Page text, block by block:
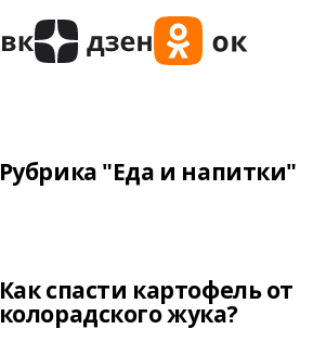
Рубрика "Еда и напитки"
Как спасти картофель от
колорадского жука?